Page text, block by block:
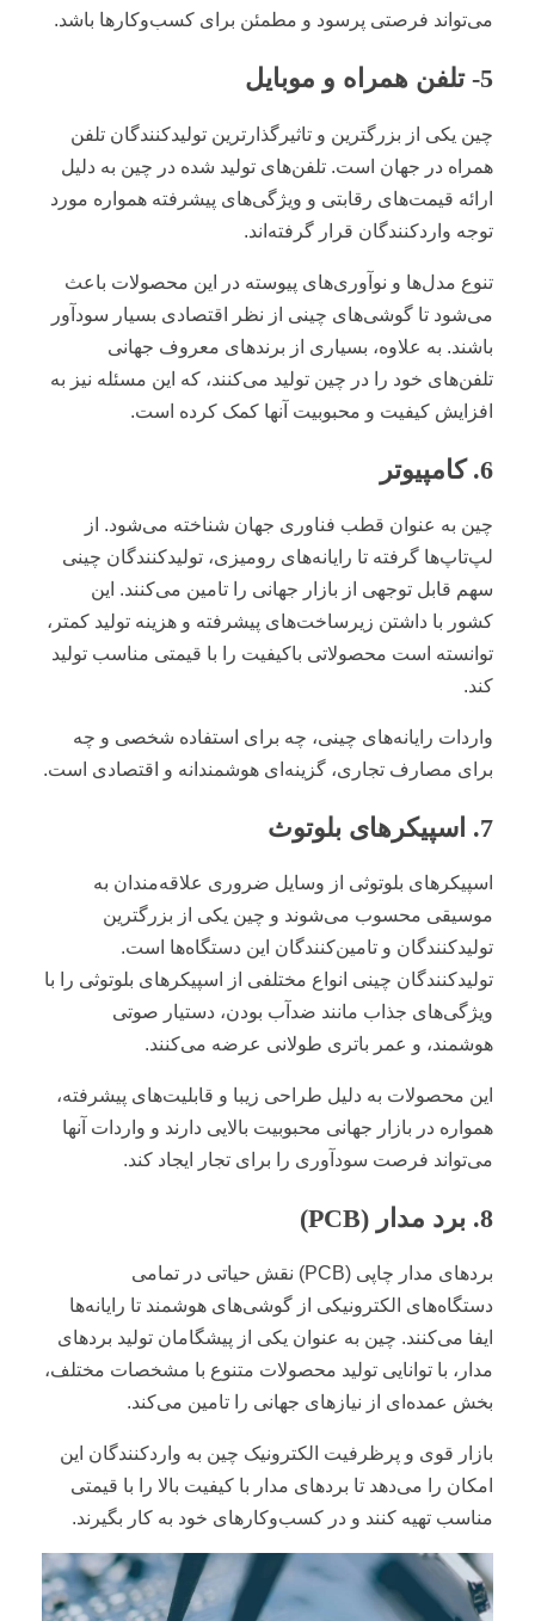
می‌تواند فرصتی پرسود و مطمئن برای کسب‌وکارها باشد.
5- تلفن همراه و موبایل
چین یکی از بزرگترین و تاثیرگذارترین تولیدکنندگان تلفن
همراه در جهان است. تلفن‌های تولید شده در چین به دلیل
ارائه قیمت‌های رقابتی و ویژگی‌های پیشرفته همواره مورد
توجه واردکنندگان قرار گرفته‌اند.
تنوع مدل‌ها و نوآوری‌های پیوسته در این محصولات باعث
می‌شود تا گوشی‌های چینی از نظر اقتصادی بسیار سودآور
باشند. به علاوه، بسیاری از برندهای معروف جهانی
تلفن‌های خود را در چین تولید می‌کنند، که این مسئله نیز به
افزایش کیفیت و محبوبیت آنها کمک کرده است.
6. کامپیوتر
چین به عنوان قطب فناوری جهان شناخته می‌شود. از
لپ‌تاپ‌ها گرفته تا رایانه‌های رومیزی، تولیدکنندگان چینی
سهم قابل توجهی از بازار جهانی را تامین می‌کنند. این
کشور با داشتن زیرساخت‌های پیشرفته و هزینه تولید کمتر،
توانسته است محصولاتی باکیفیت را با قیمتی مناسب تولید
کند.
واردات رایانه‌های چینی، چه برای استفاده شخصی و چه
برای مصارف تجاری، گزینه‌ای هوشمندانه و اقتصادی است.
7. اسپیکرهای بلوتوث
اسپیکرهای بلوتوثی از وسایل ضروری علاقه‌مندان به
موسیقی محسوب می‌شوند و چین یکی از بزرگترین
تولیدکنندگان و تامین‌کنندگان این دستگاه‌ها است.
تولیدکنندگان چینی انواع مختلفی از اسپیکرهای بلوتوثی را با
ویژگی‌های جذاب مانند ضدآب بودن، دستیار صوتی
هوشمند، و عمر باتری طولانی عرضه می‌کنند.
این محصولات به دلیل طراحی زیبا و قابلیت‌های پیشرفته،
همواره در بازار جهانی محبوبیت بالایی دارند و واردات آنها
می‌تواند فرصت سودآوری را برای تجار ایجاد کند.
8. برد مدار (PCB)
بردهای مدار چاپی (PCB) نقش حیاتی در تمامی
دستگاه‌های الکترونیکی از گوشی‌های هوشمند تا رایانه‌ها
ایفا می‌کنند. چین به عنوان یکی از پیشگامان تولید بردهای
مدار، با توانایی تولید محصولات متنوع با مشخصات مختلف،
بخش عمده‌ای از نیازهای جهانی را تامین می‌کند.
بازار قوی و پرظرفیت الکترونیک چین به واردکنندگان این
امکان را می‌دهد تا بردهای مدار با کیفیت بالا را با قیمتی
مناسب تهیه کنند و در کسب‌وکارهای خود به کار بگیرند.